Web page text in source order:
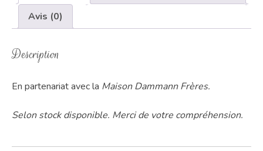
Avis (0)
Description
En partenariat avec la Maison Dammann Frères.
Selon stock disponible. Merci de votre compréhension.